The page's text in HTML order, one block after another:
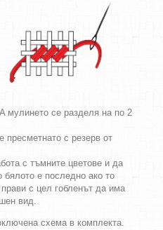
мулинето се разделя на по 2
пресметнато с резерв от
с тъмните цветове и да
бялото е последно ако то
с цел гобленът да има
вид.
схема в комплекта.